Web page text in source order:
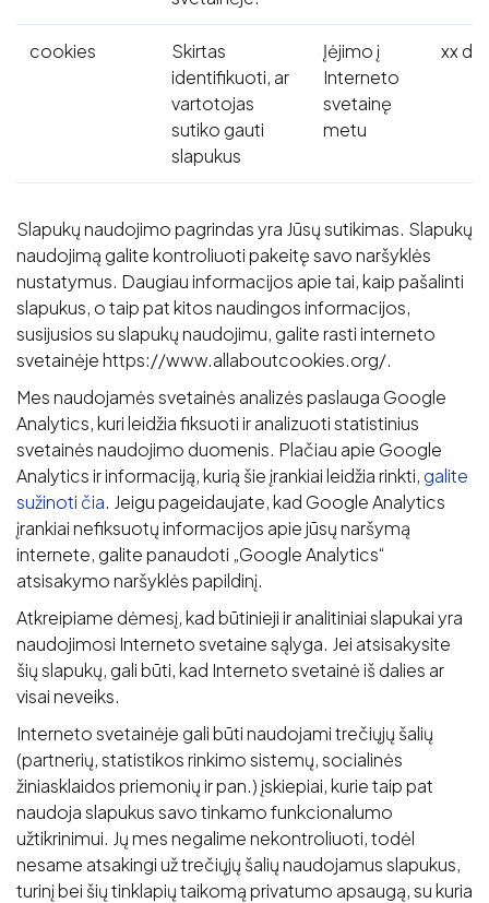
cookies
Skirtas
identifikuoti, ar
vartotojas
sutiko gauti
slapukus
Įėjimo į
Interneto
svetainę
metu
xx
Slapukų naudojimo pagrindas yra Jūsų sutikimas. Slapukų
naudojimą galite kontroliuoti pakeitę savo naršyklės
nustatymus. Daugiau informacijos apie tai, kaip pašalinti
slapukus, o taip pat kitos naudingos informacijos,
susijusios su slapukų naudojimu, galite rasti interneto
svetainėje https://www.allaboutcookies.org/.
Mes naudojamės svetainės analizės paslauga Google
Analytics, kuri leidžia fiksuoti ir analizuoti statistinius
svetainės naudojimo duomenis. Plačiau apie Google
Analytics ir informaciją, kurią šie įrankiai leidžia rinkti, galite
sužinoti čia. Jeigu pageidaujate, kad Google Analytics
įrankiai nefiksuotų informacijos apie jūsų naršymą
internete, galite panaudoti „Google Analytics“
atsisakymo naršyklės papildinį.
Atkreipiame dėmesį, kad būtinieji ir analitiniai slapukai yra
naudojimosi Interneto svetaine sąlyga. Jei atsisakysite
šių slapukų, gali būti, kad Interneto svetainė iš dalies ar
visai neveiks.
Interneto svetainėje gali būti naudojami trečiųjų šalių
(partnerių, statistikos rinkimo sistemų, socialinės
žiniasklaidos priemonių ir pan.) įskiepiai, kurie taip pat
naudoja slapukus savo tinkamo funkcionalumo
užtikrinimui. Jų mes negalime nekontroliuoti, todėl
nesame atsakingi už trečiųjų šalių naudojamus slapukus,
turinį bei šių tinklapių taikomą privatumo apsaugą, su kuria